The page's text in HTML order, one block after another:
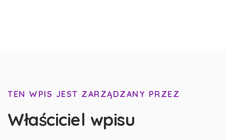
TEN WPIS JEST ZARZĄDZANY PRZEZ
Właściciel wpisu